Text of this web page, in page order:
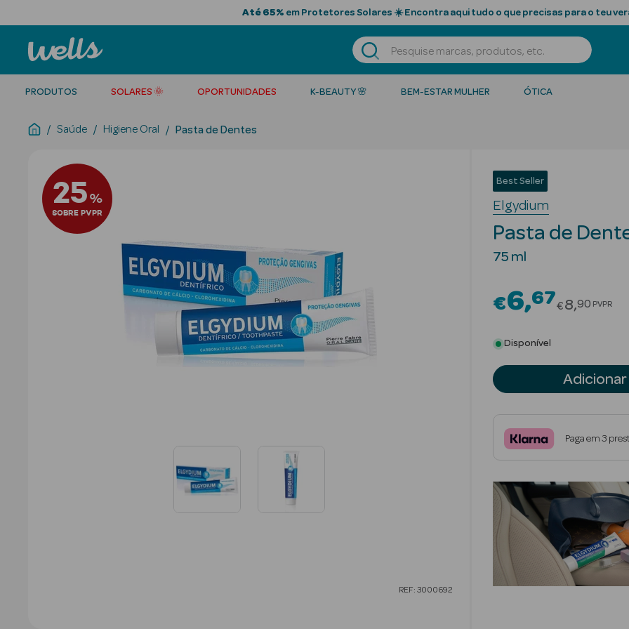
Até 65% em Protetores Solares ☀️ Encontra aqui tudo o que precisas para o teu
PRODUTOS SOLARES 🌞 OPORTUNIDADES K-BEAUTY 🌸 BEM-ESTAR MULHER ÓTICA
Saúde Higiene Oral Pasta de Dentes
25%
SOBRE PVPR
REF: 3000692
Best Seller
Elgydium
Pasta de
75 ml
€6 67Price
€8 90 PVPR
Disponível
Adicionar
Paga em 3